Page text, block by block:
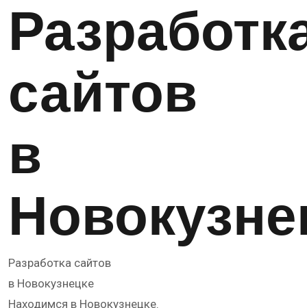
сайтов
в
Разработка сайтов
в Новокузнецке
Находимся в Новокузнецке.